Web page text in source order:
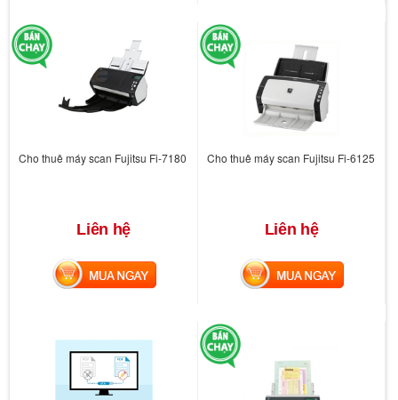
Cho thuê máy scan Fujitsu Fi-7180
Liên hệ
MUA NGAY
Cho thuê máy scan Fujitsu Fi-6125
Liên hệ
MUA NGAY